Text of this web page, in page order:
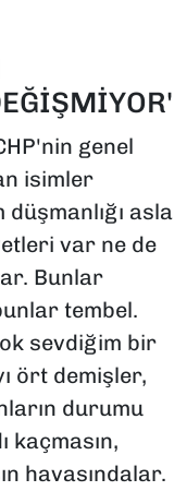
genel
isimler
düşmanlığı asla
var ne de
Bunlar
tembel.
sevdiğim bir
ört demişler,
durumu
kaçmasın,
havasındalar.